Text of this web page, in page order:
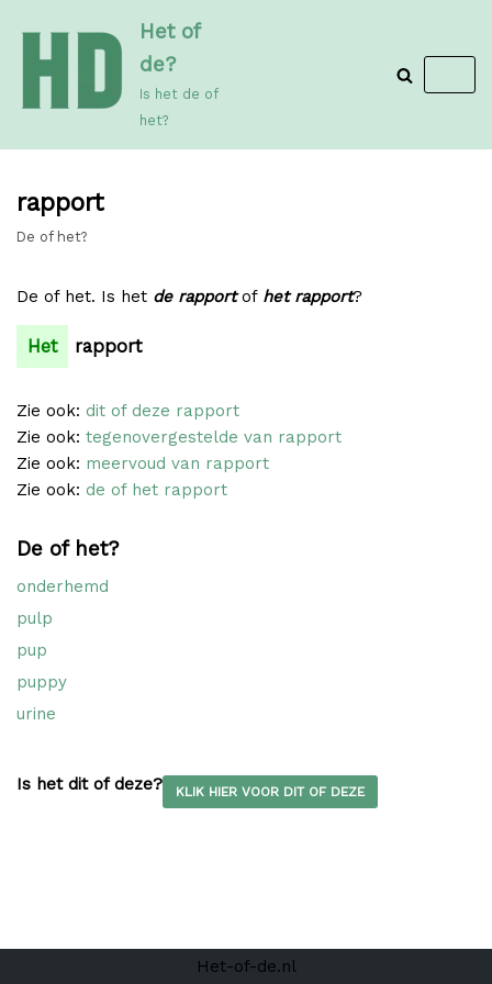
de
inhoud
Het of
de?
Is het de of
het?
rapport
De of het?
De of het. Is het de rapportof het rapport?
Het rapport
Zie ook: dit of deze rapport
Zie ook: tegenovergestelde van rapport
Zie ook: meervoud van rapport
Zie ook: de of het rapport
De of het?
onderhemd
pulp
pup
puppy
urine
Is het dit of deze? KLIK HIER VOOR DIT OF DEZE
Het-of-de.nl